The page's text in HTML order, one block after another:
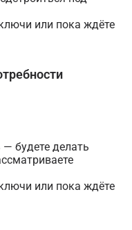
или пока ждёте
будете делать
или пока ждёте